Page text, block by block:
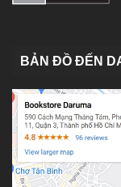
BẢN ĐỒ ĐẾN